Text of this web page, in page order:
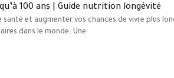
100 ans | Guide nutrition longévité
et augmenter vos chances de vivre plus
dans le monde. Une